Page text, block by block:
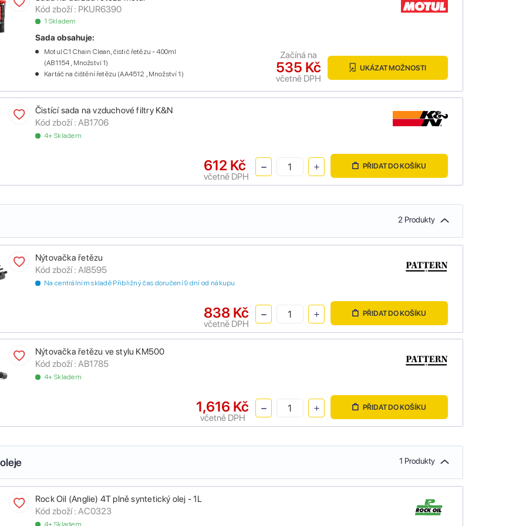
Kód zboží : PKUR6390
1 Skladem
Sada obsahuje:
Motul C1 Chain Clean, čistič řetězu - 400ml
(AB1154 , Množství 1)
Kartáč na čištění řetězu (AA4512 , Množství 1)
535 Kč
včetně DPH
Začíná na
UKÁZAT MOŽNOSTI
Čistící sada na vzduchové filtry K&N
Kód zboží : AB1706
4+ Skladem
612 Kč
včetně DPH
PŘIDAT DO KOŠÍKU
2 Produkty
Nýtovačka řetězu
Kód zboží : AI8595
Na centrálním skladě Přibližný čas doručení 9 dní od nákupu
838 Kč
včetně DPH
PŘIDAT DO KOŠÍKU
Nýtovačka řetězu ve stylu KM500
Kód zboží : AB1785
4+ Skladem
1,616 Kč
včetně DPH
PŘIDAT DO KOŠÍKU
1 Produkty
Rock Oil (Anglie) 4T plně syntetický olej - 1L
Kód zboží : AC0323